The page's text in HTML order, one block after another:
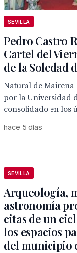
SEVILLA
Pedro Castro
Cartel del
de la Soledad
Natural de Mairena
por la Universidad
consolidado en los
hace 5 días
SEVILLA
Arqueología,
astronomía
citas de un
los espacios
del municipio